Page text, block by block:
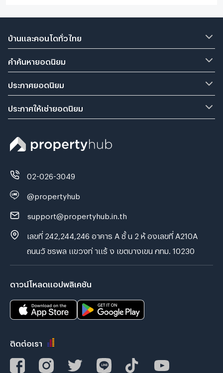
บ้านและคอนโดทั่วไทย
คำค้นหายอดนิยม
ประกาศยอดนิยม
ประกาศให้เช่ายอดนิยม
02-026-3049
@propertyhub
support@propertyhub.in.th
เลขที่ 242,244,246 อาคาร A ชั้ น 2 ห้ องเลขที่ A210A
ถนนวั ชรพล แขวงท่ าแร้ ง เขตบางเขน กทม. 10230
ดาวน์โหลดแอปพลิเคชัน
ติดต่อเรา